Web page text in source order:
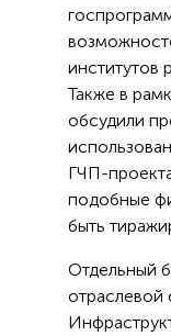
институтов
Также в
обсудили
ГЧП-
подобные
быть
Отдельный
отраслевой